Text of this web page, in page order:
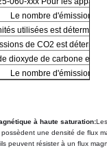
Le nombre d'émissions de
utilisées est déterminé
de CO2 est
dioxyde de carbone est
Le nombre d'émissions de
à haute saturation:
une densité de flux
peuvent résister à un flux